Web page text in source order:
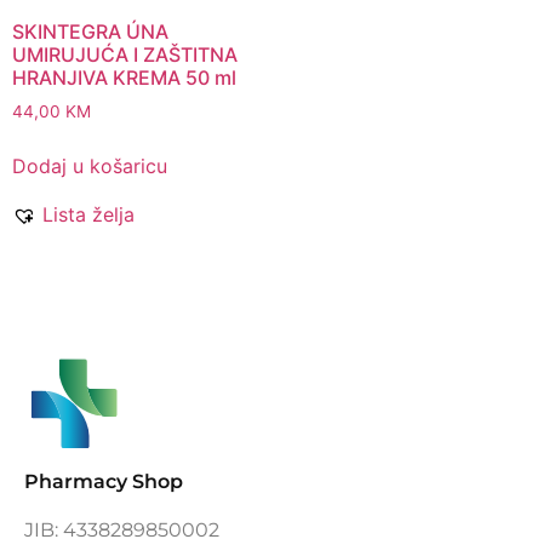
SKINTEGRA ÚNA
UMIRUJUĆA I ZAŠTITNA
HRANJIVA KREMA 50 ml
44,00 KM
Dodaj u košaricu
Lista želja
Pharmacy Shop
JIB: 4338289850002